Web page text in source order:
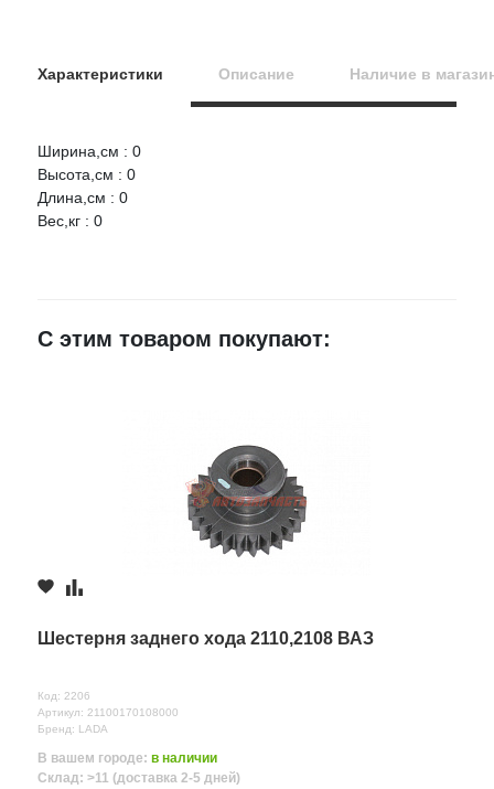
Характеристики Описание Наличие в
Ширина,см : 0
Высота,см : 0
Длина,см : 0
Вес,кг : 0
Оцените товар:
Ваше имя
Комментарий
С этим товаром покупают:
Шестерня заднего хода 2110,2108 ВАЗ
Код: 2206
Артикул: 21100170108000
Бренд: LADA
В вашем городе: в наличии
Склад: >11 (доставка 2-5 дней)